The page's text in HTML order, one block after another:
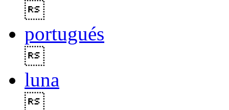
portugués
luna